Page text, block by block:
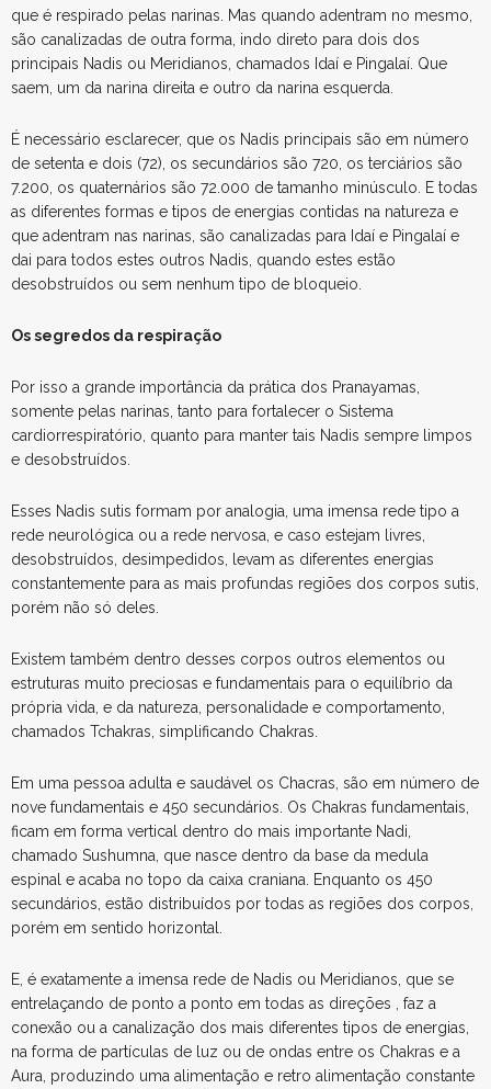
que é respirado pelas narinas. Mas quando adentram no mesmo,
são canalizadas de outra forma, indo direto para dois dos
principais Nadis ou Meridianos, chamados Idaí e Pingalaí. Que
saem, um da narina direita e outro da narina esquerda.
É necessário esclarecer, que os Nadis principais são em número
de setenta e dois (72), os secundários são 720, os terciários são
7.200, os quaternários são 72.000 de tamanho minúsculo. E todas
as diferentes formas e tipos de energias contidas na natureza e
que adentram nas narinas, são canalizadas para Idaí e Pingalaí e
dai para todos estes outros Nadis, quando estes estão
desobstruídos ou sem nenhum tipo de bloqueio.
Os segredos da respiração
Por isso a grande importância da prática dos Pranayamas,
somente pelas narinas, tanto para fortalecer o Sistema
cardiorrespiratório, quanto para manter tais Nadis sempre limpos
e desobstruídos.
Esses Nadis sutis formam por analogia, uma imensa rede tipo a
rede neurológica ou a rede nervosa, e caso estejam livres,
desobstruídos, desimpedidos, levam as diferentes energias
constantemente para as mais profundas regiões dos corpos sutis,
porém não só deles.
Existem também dentro desses corpos outros elementos ou
estruturas muito preciosas e fundamentais para o equilíbrio da
própria vida, e da natureza, personalidade e comportamento,
chamados Tchakras, simplificando Chakras.
Em uma pessoa adulta e saudável os Chacras, são em número de
nove fundamentais e 450 secundários. Os Chakras fundamentais,
ficam em forma vertical dentro do mais importante Nadi,
chamado Sushumna, que nasce dentro da base da medula
espinal e acaba no topo da caixa craniana. Enquanto os 450
secundários, estão distribuídos por todas as regiões dos corpos,
porém em sentido horizontal.
E, é exatamente a imensa rede de Nadis ou Meridianos, que se
entrelaçando de ponto a ponto em todas as direções , faz a
conexão ou a canalização dos mais diferentes tipos de energias,
na forma de partículas de luz ou de ondas entre os Chakras e a
Aura, produzindo uma alimentação e retro alimentação constante